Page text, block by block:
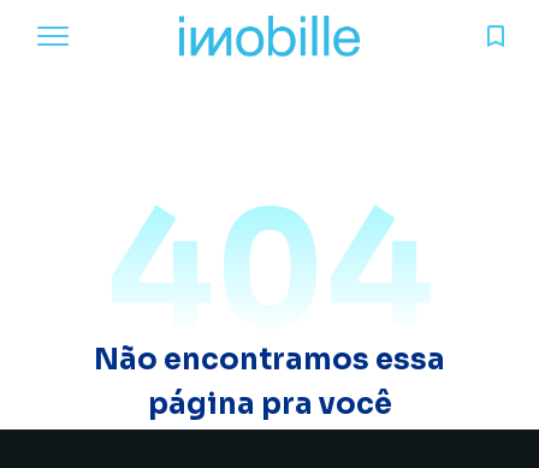
404
Não encontramos essa
página pra você